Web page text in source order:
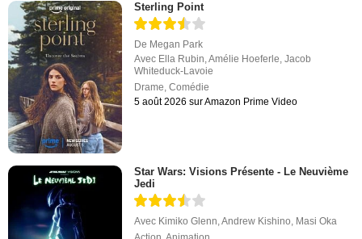
Sterling Point
De Megan Park
Avec Ella Rubin,Amélie Hoeferle,Jacob
Whiteduck-Lavoie
Drame,Comédie
5 août 2026 sur Amazon Prime Video
Star Wars: Visions Présente - Le Neuvième
Jedi
Avec Kimiko Glenn ,Andrew Kishino Masi Oka